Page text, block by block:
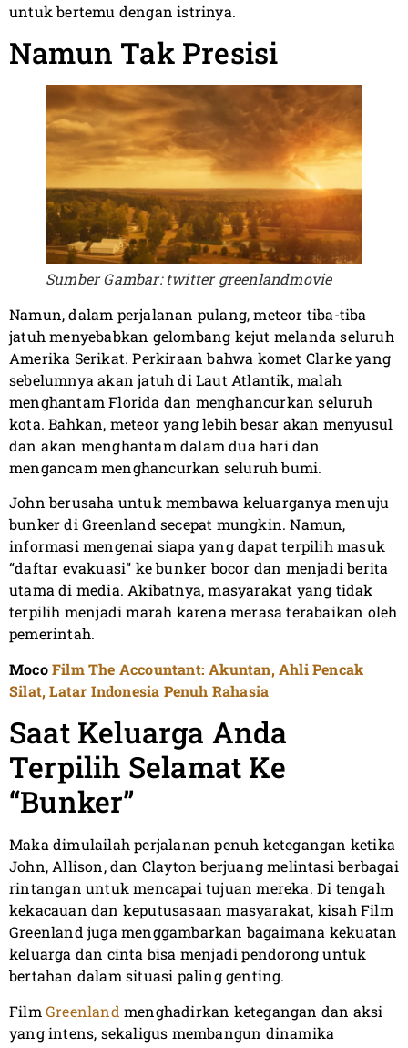
untuk bertemu dengan istrinya.
Namun Tak Presisi
Sumber Gambar: twitter greenlandmovie
Namun, dalam perjalanan pulang, meteor tiba-tiba
jatuh menyebabkan gelombang kejut melanda seluruh
Amerika Serikat. Perkiraan bahwa komet Clarke yang
sebelumnya akan jatuh di Laut Atlantik, malah
menghantam Florida dan menghancurkan seluruh
kota. Bahkan, meteor yang lebih besar akan menyusul
dan akan menghantam dalam dua hari dan
mengancam menghancurkan seluruh bumi.
John berusaha untuk membawa keluarganya menuju
bunker di Greenland secepat mungkin. Namun,
informasi mengenai siapa yang dapat terpilih masuk
“daftar evakuasi” ke bunker bocor dan menjadi berita
utama di media. Akibatnya, masyarakat yang tidak
terpilih menjadi marah karena merasa terabaikan oleh
pemerintah.
MocoFilm The Accountant: Akuntan, Ahli Pencak
Silat, Latar Indonesia Penuh Rahasia
Saat Keluarga Anda
Terpilih Selamat Ke
“Bunker”
Maka dimulailah perjalanan penuh ketegangan ketika
John, Allison, dan Clayton berjuang melintasi berbagai
rintangan untuk mencapai tujuan mereka. Di tengah
kekacauan dan keputusasaan masyarakat, kisah Film
Greenland juga menggambarkan bagaimana kekuatan
keluarga dan cinta bisa menjadi pendorong untuk
bertahan dalam situasi paling genting.
Film Greenland menghadirkan ketegangan dan aksi
yang intens, sekaligus membangun dinamika